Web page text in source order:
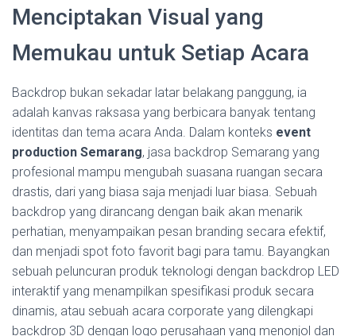
Menciptakan Visual yang
Memukau untuk Setiap Acara
Backdrop bukan sekadar latar belakang panggung, ia
adalah kanvas raksasa yang berbicara banyak tentang
identitas dan tema acara Anda. Dalam konteks event
production Semarang, jasa backdrop Semarang yang
profesional mampu mengubah suasana ruangan secara
drastis, dari yang biasa saja menjadi luar biasa. Sebuah
backdrop yang dirancang dengan baik akan menarik
perhatian, menyampaikan pesan branding secara efektif,
dan menjadi spot foto favorit bagi para tamu. Bayangkan
sebuah peluncuran produk teknologi dengan backdrop LED
interaktif yang menampilkan spesifikasi produk secara
dinamis, atau sebuah acara corporate yang dilengkapi
backdrop 3D dengan logo perusahaan yang menonjol dan